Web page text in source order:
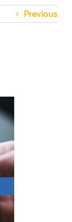
Previous